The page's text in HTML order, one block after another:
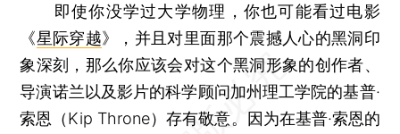
即使你没学过大学物理，你也可能看过电影
《星际穿越》，并且对里面那个震撼人心的黑洞印
象深刻，那么你应该会对这个黑洞形象的创作者、
导演诺兰以及影片的科学顾问加州理工学院的基普·
索恩（Kip Throne）存有敬意。因为在基普·索恩的